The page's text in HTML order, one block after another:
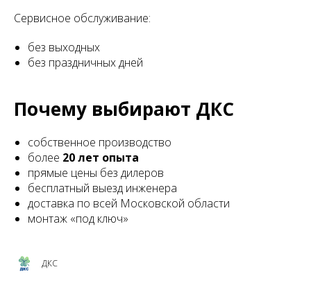
Сервисное обслуживание:
без выходных
без праздничных дней
Почему выбирают ДКС
собственное производство
более 20 лет опыта
прямые цены без дилеров
бесплатный выезд инженера
доставка по всей Московской области
монтаж «под ключ»
ДКС